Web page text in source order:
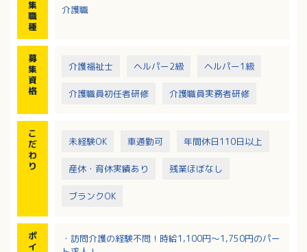
集
職
種
介護職
募
集
資
格
介護福祉士 ヘルパー2級 ヘルパー1級
介護職員初任者研修 介護職員実務者研修
こ
だ
わ
り
未経験OK 車通勤可 年間休日110日以上
産休・育休実績あり 残業ほぼなし
ブランクOK
ポ
イ
・訪問介護の経験不問！時給1,100円～1,750円のパー